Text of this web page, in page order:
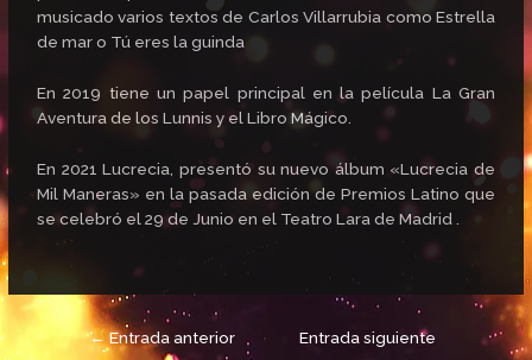
musicado varios textos de Carlos Villarrubia como Estrella
de mar o Tú eres la guinda
En 2019 tiene un papel principal en la película La Gran
Aventura de los Lunnis y el Libro Mágico.
En 2021 Lucrecia, presentó su nuevo álbum «Lucrecia de
Mil Maneras» en la pasada edición de Premios Latino que
se celebró el 29 de Junio en el Teatro Lara de Madrid .
← Entrada anterior
Entrada siguiente